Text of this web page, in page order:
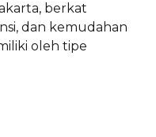
berkat
dan kemudahan
oleh tipe